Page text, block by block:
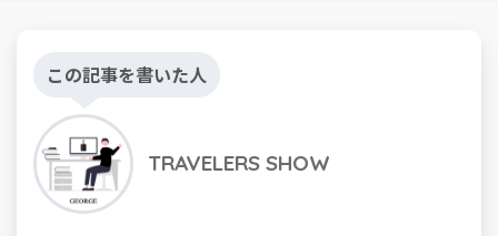
この記事を書いた人
TRAVELERS SHOW